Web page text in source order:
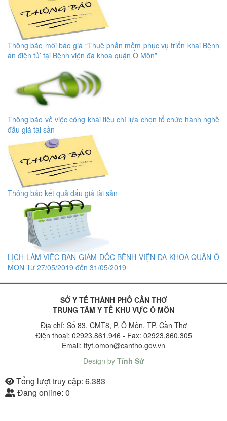
Thông báo mời báo giá “Thuê phần mềm phục vụ triển khai Bệnh
án điện tủ’ tại Bệnh viện đa khoa quận Ồ Môn”
Thông báo về việc công khai tiêu chí lựa chọn tổ chức hành nghề
đấu giá tài sản
Thông báo kết quả đấu giá tài sản
LỊCH LÀM VIỆC BAN GIÁM ĐỐC BỆNH VIỆN ĐA KHOA QUẬN Ô
MÔN Từ 27/05/2019 đến 31/05/2019
SỞ Y TẾ THÀNH PHỐ CẦN THƠ
TRUNG TÂM Y TẾ KHU VỰC Ô MÔN
Địa chỉ: Số 83, CMT8, P. Ô Môn, TP. Cần Thơ
Điện thoại: 02923.861.946 - Fax: 02923.860.305
Email: ttyt.omon@cantho.gov.vn
Design by Tính Sử
Tổng lượt truy cập: 6.383
Đang online: 0